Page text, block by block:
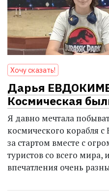
Хочу сказать!
Дарья
Космическая
Я давно мечтала
космического корабля
за стартом вместе с
туристов со всего мира,
впечатления очень